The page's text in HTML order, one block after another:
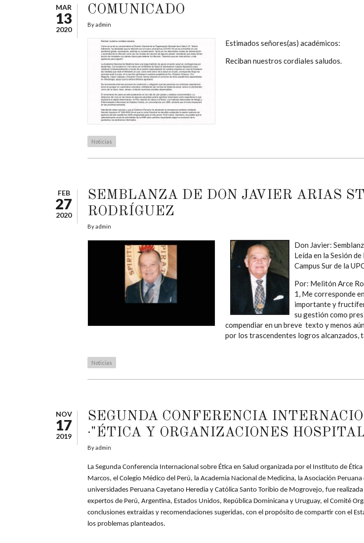
MAR
13
2020
COMUNICADO
Byadmin
Estimados señores(as) académicos:
Reciban nuestros cordiales saludos.
Noticias
FEB
27
2020
SEMBLANZA DE DON JAVIER ARIAS
RODRÍGUEZ
Byadmin
Don Javier:
Leída en la Sesión
Campus Sur de la
Por: Melitón Arce
1, Me corresponde
importante y
su gestión como
compendiar en un breve texto y menos
por los trascendentes logros alcanzados,
Noticias
NOV
17
2019
SEGUNDA CONFERENCIA
·"ÉTICA Y ORGANIZACIONES
Byadmin
La Segunda Conferencia Internacional sobre Ética en Salud organizada por el Instituto de
Marcos, el Colegio Médico del Perú, la Academia Nacional de Medicina, la Asociación
universidades Peruana Cayetano Heredia y Católica Santo Toribio de Mogrovejo, fue
expertos de Perú, Argentina, Estados Unidos, República Dominicana y Uruguay, el Comité
conclusiones extraídas y recomendaciones sugeridas, con el propósito de compartir con el
los problemas planteados.